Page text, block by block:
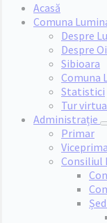
Acasă
Comuna
Despre
Despre
Sibioara
Comuna
Statistici
Tur
Administrație
Primar
Consiliul